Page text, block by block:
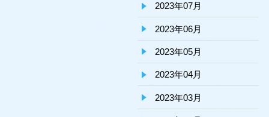
2023年07月
2023年06月
2023年05月
2023年04月
2023年03月